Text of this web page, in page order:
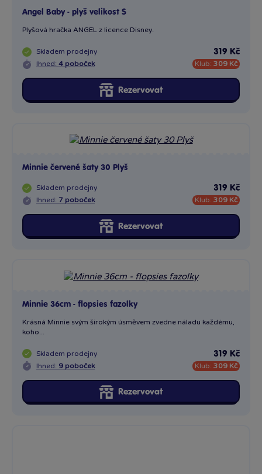
Angel Baby - plyš velikost S
Plyšová hračka ANGEL z licence Disney.
Skladem prodejny
Ihned: 4 poboček
319 Kč
Klub: 309 Kč
Rezervovat
Minnie červené šaty 30 Plyš
Skladem prodejny
Ihned: 7 poboček
319 Kč
Klub: 309 Kč
Rezervovat
Minnie 36cm - flopsies fazolky
Krásná Minnie svým širokým úsměvem zvedne náladu každému,
koho...
Skladem prodejny
Ihned: 9 poboček
319 Kč
Klub: 309 Kč
Rezervovat